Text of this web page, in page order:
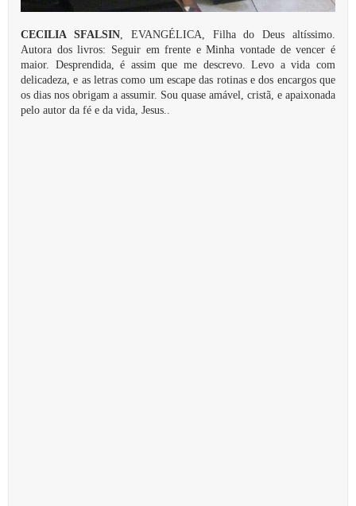
CECILIA SFALSIN, EVANGÉLICA, Filha do Deus altíssimo.
Autora dos livros: Seguir em frente e Minha vontade de vencer é
maior. Desprendida, é assim que me descrevo. Levo a vida com
delicadeza, e as letras como um escape das rotinas e dos encargos que
os dias nos obrigam a assumir. Sou quase amável, cristã, e apaixonada
pelo autor da fé e da vida, Jesus..